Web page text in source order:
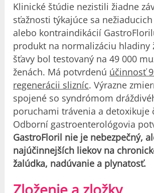
Klinické štúdie nezistili žiadne
sťažnosti týkajúce sa
alebo kontraindikácií
produkt na normalizáciu hladiny
šťavy bol testovaný na 49 000
ženách. Má potvrdenú účinnosť
regenerácii slizníc. Výrazne
spojené so syndrómom
poruchami trávenia a detoxikuje
Odborní gastroenterológovia
GastroFloril nie je nebezpečný,
najúčinnejších liekov na
žalúdka, nadúvanie a plynatosť.